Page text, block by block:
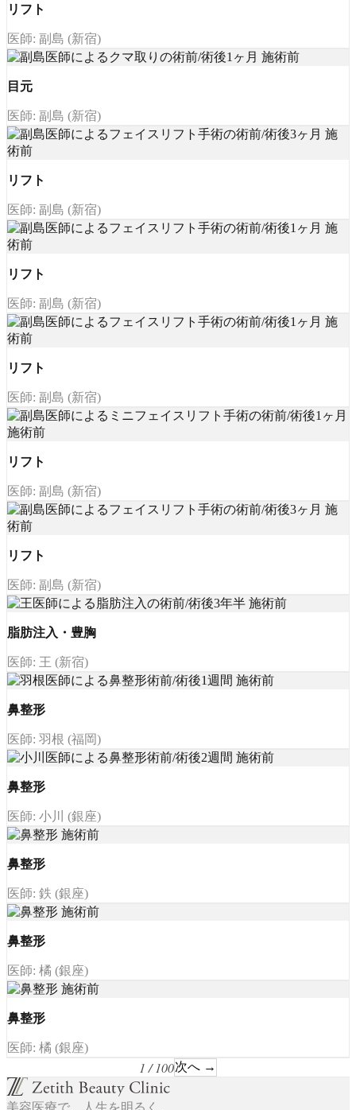
リフト
医師: 副島 (新宿)
目元
医師: 副島 (新宿)
リフト
医師: 副島 (新宿)
リフト
医師: 副島 (新宿)
リフト
医師: 副島 (新宿)
リフト
医師: 副島 (新宿)
リフト
医師: 副島 (新宿)
脂肪注入・豊胸
医師: 王 (新宿)
鼻整形
医師: 羽根 (福岡)
鼻整形
医師: 小川 (銀座)
鼻整形
医師: 鉄 (銀座)
鼻整形
医師: 橘 (銀座)
鼻整形
医師: 橘 (銀座)
1 / 100次へ →
美容医療で、人生を明るく。